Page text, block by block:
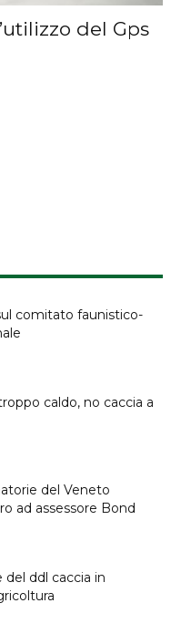
del Gps
comitato faunistico-
caldo, no caccia a
del Veneto
ad assessore Bond
del ddl caccia in